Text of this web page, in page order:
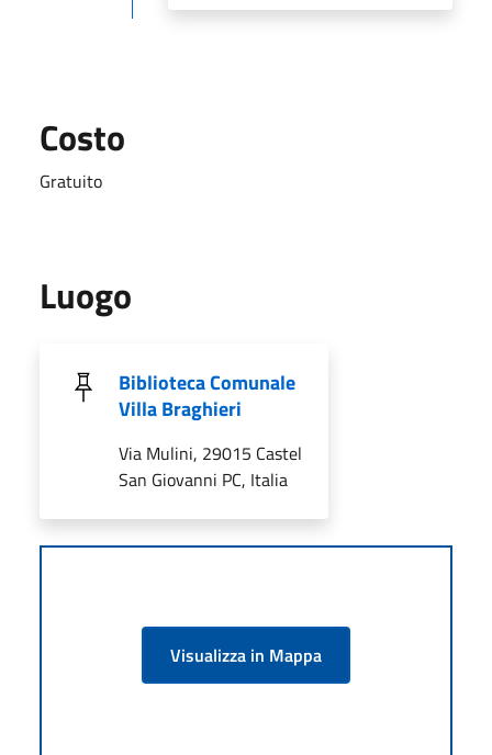
Costo
Gratuito
Luogo
Biblioteca Comunale
Villa Braghieri
Via Mulini, 29015 Castel
San Giovanni PC, Italia
Visualizza in Mappa